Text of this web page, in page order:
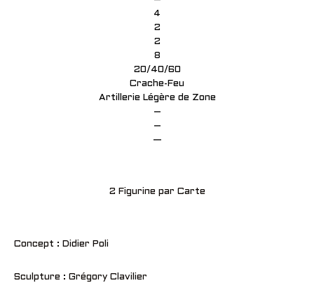
4
2
2
8
20/40/60
Crache-Feu
Artillerie Légère de Zone
–
–
—
2 Figurine par Carte
Concept : Didier Poli
Sculpture : Grégory Clavilier